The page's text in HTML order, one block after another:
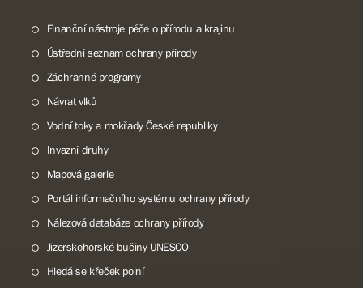
Finanční nástroje péče o přírodu a krajinu
Ústřední seznam ochrany přírody
Záchranné programy
Návrat vlků
Vodní toky a mokřady České republiky
Invazní druhy
Mapová galerie
Portál informačního systému ochrany přírody
Nálezová databáze ochrany přírody
Jizerskohorské bučiny UNESCO
Hledá se křeček polní